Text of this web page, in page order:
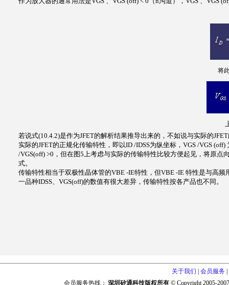
将
若说式(10.4.2)是作为JFET的解析结果推导出来的，不如说与实际的
实际的JFET的正规化传输特性，即以ID /IDSS为纵坐标，VGS /VGS
/VGS(off) >0，但在图5上考虑与实际的传输特性比较方便起见，将原
式。
传输特性相当于双极性晶体管的VBE -IE特性，但VBE -IE 特性是与高
一品种IDSS、VGS(off)的数值有很大差异，传输特性按各产品也不同。
关于我们 会员服务
会员服务热线： 深圳矽通科技版权所有 © Copyright 2005-